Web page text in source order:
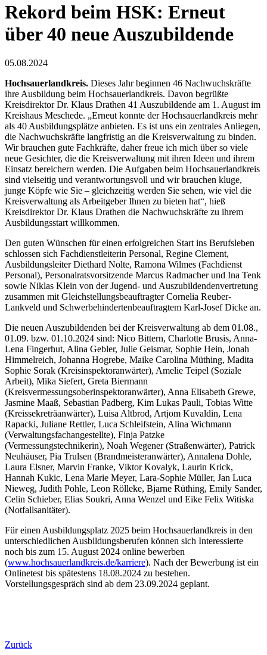
Rekord beim HSK: Erneut
über 40 neue Auszubildende
05.08.2024
Hochsauerlandkreis. Dieses Jahr beginnen 46 Nachwuchskräfte
ihre Ausbildung beim Hochsauerlandkreis. Davon begrüßte
Kreisdirektor Dr. Klaus Drathen 41 Auszubildende am 1. August im
Kreishaus Meschede. „Erneut konnte der Hochsauerlandkreis mehr
als 40 Ausbildungsplätze anbieten. Es ist uns ein zentrales Anliegen,
die Nachwuchskräfte langfristig an die Kreisverwaltung zu binden.
Wir brauchen gute Fachkräfte, daher freue ich mich über so viele
neue Gesichter, die die Kreisverwaltung mit ihren Ideen und ihrem
Einsatz bereichern werden. Die Aufgaben beim Hochsauerlandkreis
sind vielseitig und verantwortungsvoll und wir brauchen kluge,
junge Köpfe wie Sie – gleichzeitig werden Sie sehen, wie viel die
Kreisverwaltung als Arbeitgeber Ihnen zu bieten hat“, hieß
Kreisdirektor Dr. Klaus Drathen die Nachwuchskräfte zu ihrem
Ausbildungsstart willkommen.
Den guten Wünschen für einen erfolgreichen Start ins Berufsleben
schlossen sich Fachdienstleiterin Personal, Regine Clement,
Ausbildungsleiter Diethard Nolte, Ramona Wilmes (Fachdienst
Personal), Personalratsvorsitzende Marcus Radmacher und Ina Tenk
sowie Niklas Klein von der Jugend- und Auszubildendenvertretung
zusammen mit Gleichstellungsbeauftragter Cornelia Reuber-
Lankveld und Schwerbehindertenbeauftragtem Karl-Josef Dicke an.
Die neuen Auszubildenden bei der Kreisverwaltung ab dem 01.08.,
01.09. bzw. 01.10.2024 sind: Nico Bittern, Charlotte Brusis, Anna-
Lena Fingerhut, Alina Gebler, Julie Geismar, Sophie Hein, Jonah
Himmelreich, Johanna Hogrebe, Maike Carolina Müthing, Madita
Sophie Sorak (Kreisinspektoranwärter), Amelie Teipel (Soziale
Arbeit), Mika Siefert, Greta Biermann
(Kreisvermessungsoberinspektoranwärter), Anna Elisabeth Grewe,
Jasmine Maaß, Sebastian Padberg, Kim Lukas Pauli, Tobias Witte
(Kreissekreträanwärter), Luisa Altbrod, Artjom Kuvaldin, Lena
Rapacki, Juliane Rettler, Luca Schleifstein, Alina Wichmann
(Verwaltungsfachangestellte), Finja Patzke
(Vermessungstechnikerin), Noah Wegener (Straßenwärter), Patrick
Neuhäuser, Pia Trulsen (Brandmeisteranwärter), Annalena Dohle,
Laura Elsner, Marvin Franke, Viktor Kovalyk, Laurin Krick,
Hannah Kukic, Lena Marie Meyer, Lara-Sophie Müller, Jan Luca
Nieweg, Judith Pohle, Leon Rölleke, Bjarne Rüthing, Emily Sander,
Celin Schieber, Elias Soukri, Anna Wenzel und Eike Felix Witiska
(Notfallsanitäter).
Für einen Ausbildungsplatz 2025 beim Hochsauerlandkreis in den
unterschiedlichen Ausbildungsberufen können sich Interessierte
noch bis zum 15. August 2024 online bewerben
(www.hochsauerlandkreis.de/karriere). Nach der Bewerbung ist ein
Onlinetest bis spätestens 18.08.2024 zu bestehen.
Vorstellungsgespräch sind ab dem 23.09.2024 geplant.
Zurück